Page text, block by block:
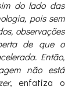
do lado das
pois sem
observações
de que o
Então,
não está
, enfatiza o